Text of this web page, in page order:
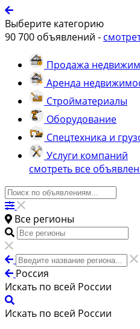
Выберите категорию
90 700 объявлений -
Продажа
Аренда
Стройматериалы
Оборудование
Спецтехника и
Услуги компаний
смотреть все
Все регионы
Россия
Искать по всей России
Искать по всей России